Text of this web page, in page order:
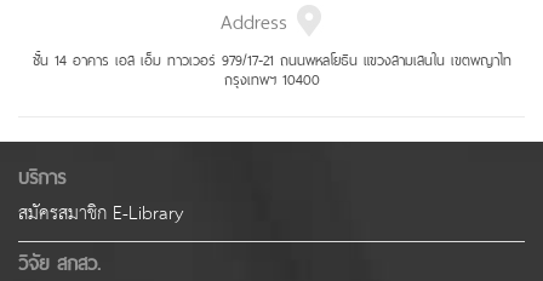
Address
ชั้น 14 อาคาร เอส เอ็ม ทาวเวอร์ 979/17-21 ถนนพหลโยธิน แขวงสามเสนใน เขตพญาไท
กรุงเทพฯ 10400
บริการ
สมัครสมาชิก E-Library
วิจัย สกสว.